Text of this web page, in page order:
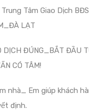
Tâm Giao Dịch
LẠT
DỊCH ĐÚNG_BẮT ĐẦU
CÓ TÂM!
nhà_ Em giúp khách
định.